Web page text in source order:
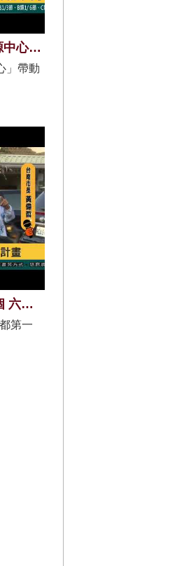
台南成立「雙語暨英語教育資源中心」帶動學校推動雙語課程
」帶動
台南農村再生計畫社區通過97個 六都第一
第一